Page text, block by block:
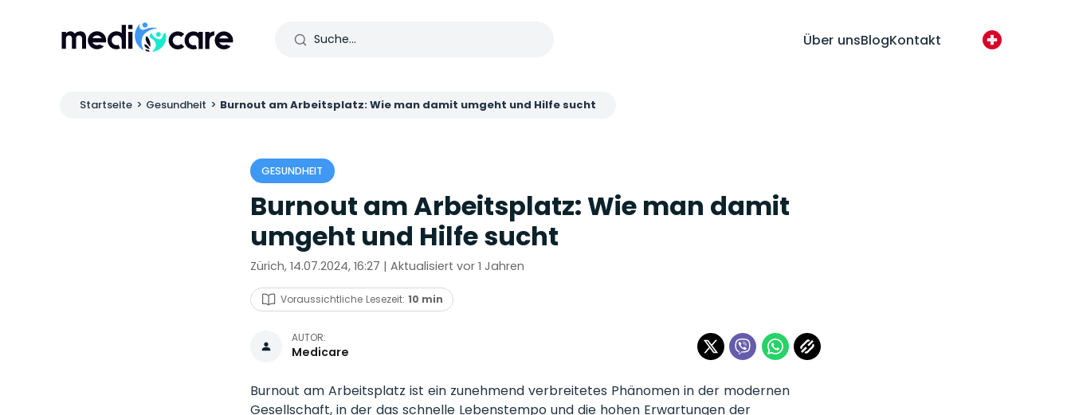
Über unsBlogKontakt
Startseite > Gesundheit > Burnout am Arbeitsplatz: Wie man damit umgeht und Hilfe sucht
GESUNDHEIT
Burnout am Arbeitsplatz: Wie man damit
umgeht und Hilfe sucht
Zürich, 14.07.2024, 16:27 | Aktualisiert vor 1 Jahren
Voraussichtliche Lesezeit: 10 min
AUTOR:
Medicare
Burnout am Arbeitsplatz ist ein zunehmend verbreitetes Phänomen in der modernen
Gesellschaft, in der das schnelle Lebenstempo und die hohen Erwartungen der